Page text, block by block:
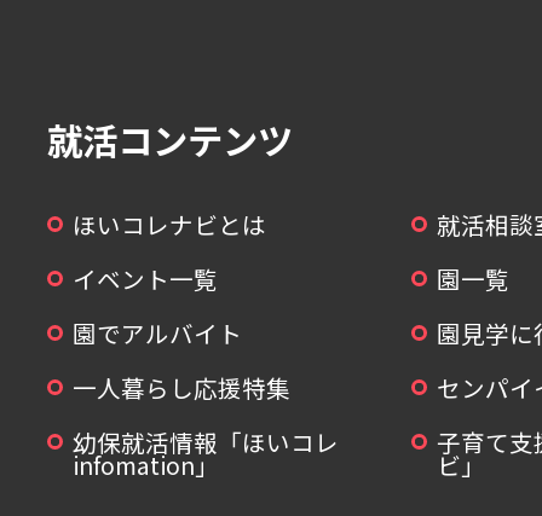
就活コンテンツ
ほいコレナビとは
就活相談
イベント一覧
園一覧
園でアルバイト
園見学
一人暮らし応援特集
センパ
幼保就活情報「ほいコレ
infomation」
子育て支
ビ」